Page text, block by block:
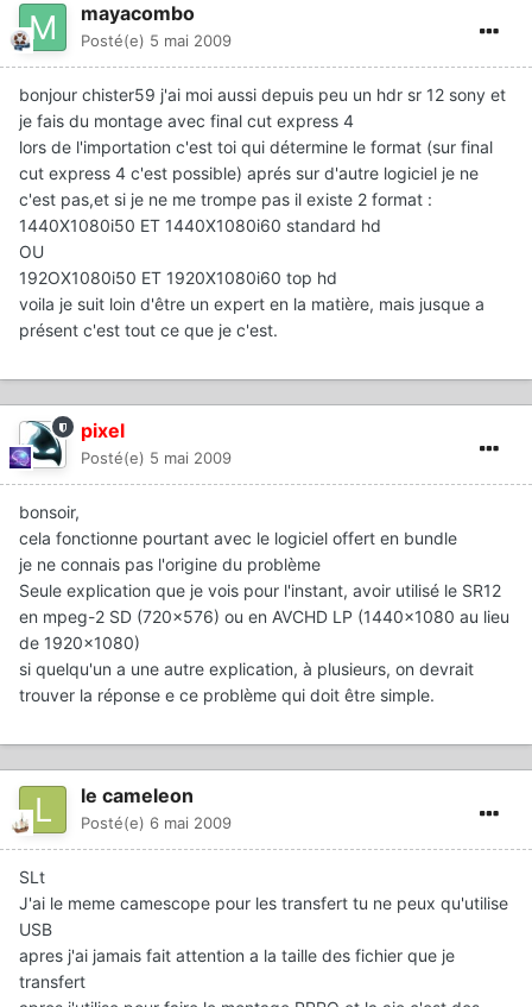
mayacombo
Posté(e) 5 mai 2009
bonjour chister59 j'ai moi aussi depuis peu un hdr sr 12 sony et
je fais du montage avec final cut express 4
lors de l'importation c'est toi qui détermine le format (sur final
cut express 4 c'est possible) aprés sur d'autre logiciel je ne
c'est pas,et si je ne me trompe pas il existe 2 format :
1440X1080i50 ET 1440X1080i60 standard hd
OU
192OX1080i50 ET 1920X1080i60 top hd
voila je suit loin d'être un expert en la matière, mais jusque a
présent c'est tout ce que je c'est.
pixel
Posté(e) 5 mai 2009
bonsoir,
cela fonctionne pourtant avec le logiciel offert en bundle
je ne connais pas l'origine du problème
Seule explication que je vois pour l'instant, avoir utilisé le SR12
en mpeg-2 SD (720x576) ou en AVCHD LP (1440x1080 au lieu
de 1920x1080)
si quelqu'un a une autre explication, à plusieurs, on devrait
trouver la réponse e ce problème qui doit être simple.
le cameleon
Posté(e) 6 mai 2009
SLt
J'ai le meme camescope pour les transfert tu ne peux qu'utilise
USB
apres j'ai jamais fait attention a la taille des fichier que je
transfert